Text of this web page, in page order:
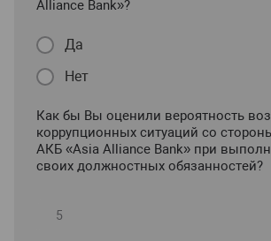
Alliance Bank»?
Да
Нет
Как бы Вы оценили вероятность
коррупционных ситуаций со
АКБ «Asia Alliance Bank» при
своих должностных обязанностей?